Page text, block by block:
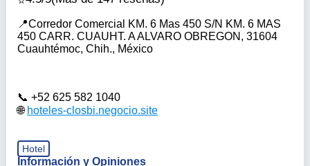
+52 625 582 1040
hoteles-closbi.negocio.site
Corredor Comercial KM. 6 Mas 450 S/N KM. 6 MAS
450 CARR. CUAUHT. A ALVARO OBREGON, 31604
Cuauhtémoc, Chih., México
Hotel
Información y Opiniones